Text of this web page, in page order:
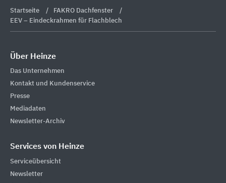
Startseite
FAKRO Dachfenster
EEV – Eindeckrahmen für Flachblech
Über Heinze
Das Unternehmen
Kontakt und Kundenservice
Presse
Mediadaten
Newsletter-Archiv
Services von Heinze
Serviceübersicht
Newsletter